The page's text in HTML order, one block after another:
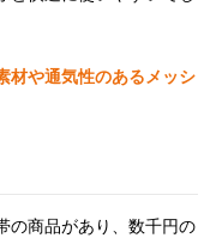
材や通気性のあるメッシ
の商品があり、数千円の